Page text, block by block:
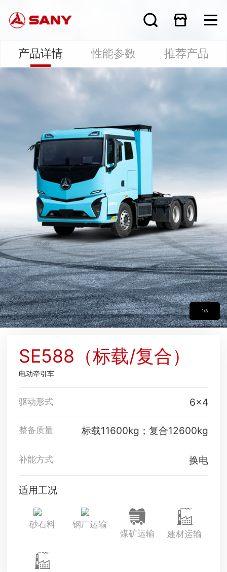
1/3
SE588（标载/复合）
电动牵引车
驱动形式 6×4
整备质量 标载11600kg；复合12600kg
补能方式 换电
适用工况
砂石料
钢厂运输
煤矿运输
建材运输
产品详情 性能参数 推荐产品